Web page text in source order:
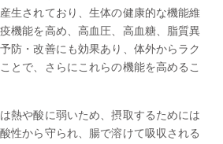
生されており、生体の健康的な機能維
機能を高め、高血圧、高血糖、脂質異
防・改善にも効果あり、体外からラク
とで、さらにこれらの機能を高めるこ
熱や酸に弱いため、摂取するためには
性から守られ、腸で溶けて吸収される